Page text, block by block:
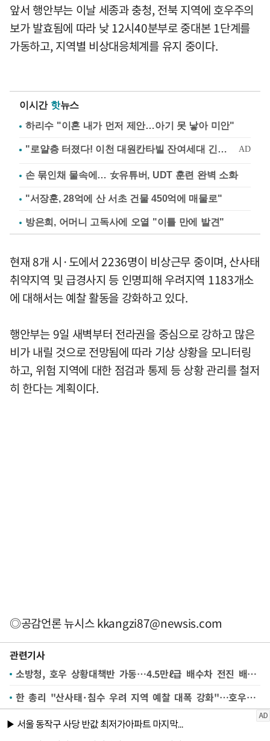
앞서 행안부는 이날 세종과 충청, 전북 지역에 호우주의
보가 발효됨에 따라 낮 12시40분부로 중대본 1단계를
가동하고, 지역별 비상대응체계를 유지 중이다.
이시간 핫뉴스
하리수 "이혼 내가 먼저 제안…아기 못 낳아 미안"
손 묶인채 물속에… 女유튜버, UDT 훈련 완벽 소화
"서장훈, 28억에 산 서초 건물 450억에 매물로"
방은희, 어머니 고독사에 오열 "이틀 만에 발견"
현재 8개 시·도에서 2236명이 비상근무 중이며, 산사태
취약지역 및 급경사지 등 인명피해 우려지역 1183개소
에 대해서는 예찰 활동을 강화하고 있다.
행안부는 9일 새벽부터 전라권을 중심으로 강하고 많은
비가 내릴 것으로 전망됨에 따라 기상 상황을 모니터링
하고, 위험 지역에 대한 점검과 통제 등 상황 관리를 철저
히 한다는 계획이다.
◎공감언론 뉴시스kkangzi87@newsis.com
관련기사
소방청, 호우 상황대책반 가동…4.5만ℓ급 배수차 전진 배치(종합)
한 총리 "산사태·침수 우려 지역 예찰 대폭 강화"…호우대비 점검